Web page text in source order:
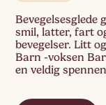
Bevegelsesglede
smil, latter, fart
bevegelser. Litt
Barn -voksen
en veldig